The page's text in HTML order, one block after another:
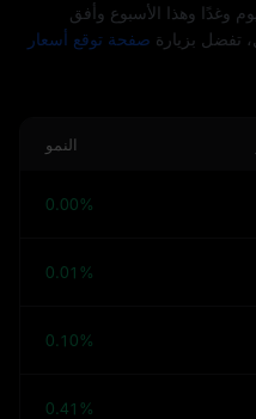
وغدًا وهذا الأسبوع وأفق
تفضل بزيارة صفحة توقع أسعار
النمو
0.00%
0.01%
0.10%
0.41%